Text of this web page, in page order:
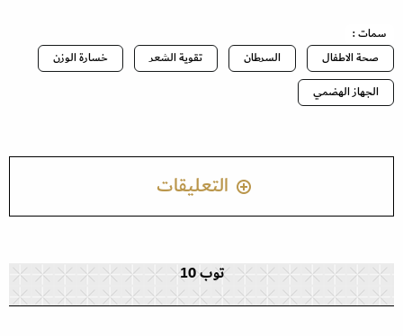
سمات :
صحة الاطفال
السرطان تقوية الشعر
خسارة الوزن
الجهاز الهضمي
التعليقات
توب 10